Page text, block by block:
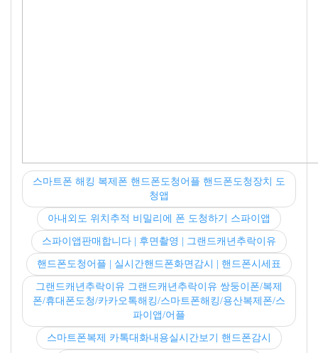
스마트폰 해킹 복제폰 핸드폰도청어플 핸드폰도청장치 도
청앱
아내외도 위치추적 비밀리에 폰 도청하기 스파이앱
스파이앱판매합니다 | 후면촬영 | 그랜드캐년추락이유
핸드폰도청어플 | 실시간핸드폰화면감시 | 핸드폰시세표
그랜드캐년추락이유 그랜드캐년추락이유 쌍둥이폰/복제
폰/휴대폰도청/카카오톡해킹/스마트폰해킹/용산복제폰/스
파이앱/어플
스마트폰복제 카톡대화내용실시간보기 핸드폰감시